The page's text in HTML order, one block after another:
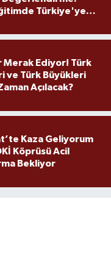
Türkiye'ye
Merak Ediyor! Türk
ve Türk Büyükleri
Açılacak?
Kaza Geliyorum
Köprüsü Acil
Bekliyor